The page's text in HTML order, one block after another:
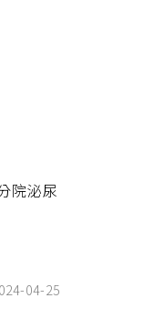
院泌尿
04-25